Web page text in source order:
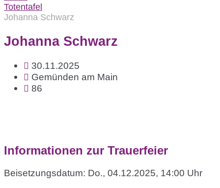
Totentafel
Johanna Schwarz
Johanna Schwarz
30.11.2025
Gemünden am Main
86
Informationen zur Trauerfeier
Beisetzungsdatum: Do., 04.12.2025, 14:00 Uhr